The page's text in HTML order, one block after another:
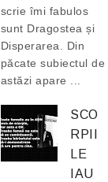
scrie îmi fabulos
sunt Dragostea și
Disperarea. Din
păcate subiectul de
astăzi apare ...
SCO
RPII
LE
IAU